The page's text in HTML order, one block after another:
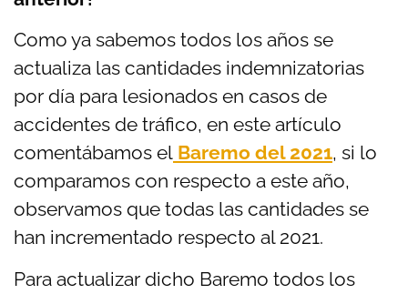
Como ya sabemos todos los años se
actualiza las cantidades indemnizatorias
por día para lesionados en casos de
accidentes de tráfico, en este artículo
comentábamos el Baremo del 2021, si lo
comparamos con respecto a este año,
observamos que todas las cantidades se
han incrementado respecto al 2021.
Para actualizar dicho Baremo todos los